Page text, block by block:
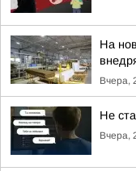
На
Вчера,
Не
Вчера,